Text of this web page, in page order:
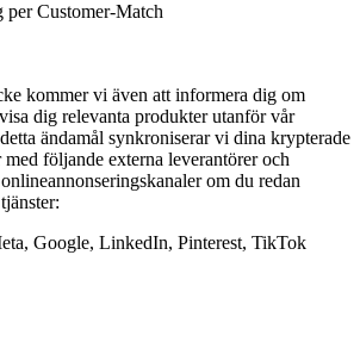
per Customer-Match
kommer vi även att informera dig om
dig relevanta produkter utanför vår
ändamål synkroniserar vi dina krypterade
följande externa leverantörer och
om du redan
Google, LinkedIn, Pinterest, TikTok